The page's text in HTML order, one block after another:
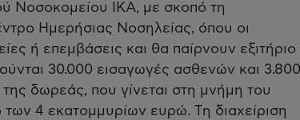
Νοσοκομείου ΙΚΑ, με σκοπό τη
Ημερήσιας Νοσηλείας, όπου οι
ή επεμβάσεις και θα παίρνουν εξιτήριο
30.000 εισαγωγές ασθενών και 3.800
δωρεάς, που γίνεται στη μνήμη του
4 εκατομμυρίων ευρώ. Τη διαχείριση